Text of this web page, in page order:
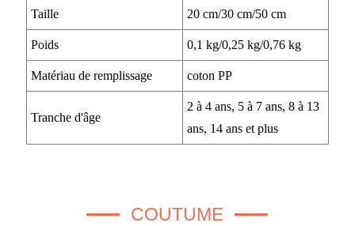
Taille 20 cm/30 cm/50 cm
Poids 0,1 kg/0,25 kg/0,76 kg
Matériau de remplissage coton PP
Tranche d'âge
2 à 4 ans, 5 à 7 ans, 8 à 13
ans, 14 ans et plus
COUTUME